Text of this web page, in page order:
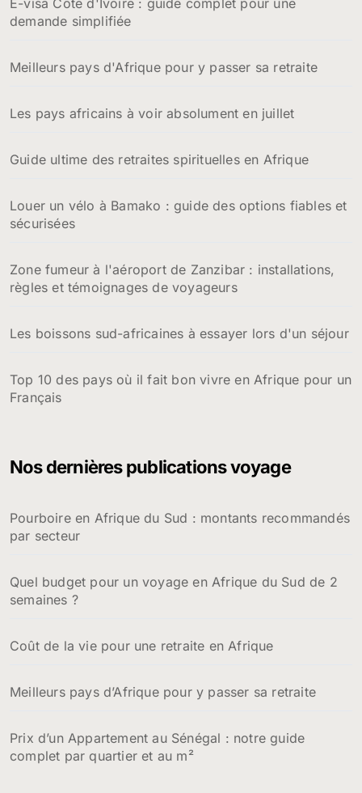
demande simplifiée
Meilleurs pays d'Afrique pour y passer sa retraite
Les pays africains à voir absolument en juillet
Guide ultime des retraites spirituelles en Afrique
Louer un vélo à Bamako : guide des options fiables et
sécurisées
Zone fumeur à l'aéroport de Zanzibar : installations,
règles et témoignages de voyageurs
Les boissons sud-africaines à essayer lors d'un séjour
Top 10 des pays où il fait bon vivre en Afrique pour un
Français
Nos dernières publications voyage
Pourboire en Afrique du Sud : montants recommandés
par secteur
Quel budget pour un voyage en Afrique du Sud de 2
semaines ?
Coût de la vie pour une retraite en Afrique
Meilleurs pays d’Afrique pour y passer sa retraite
Prix d’un Appartement au Sénégal : notre guide
complet par quartier et au m²